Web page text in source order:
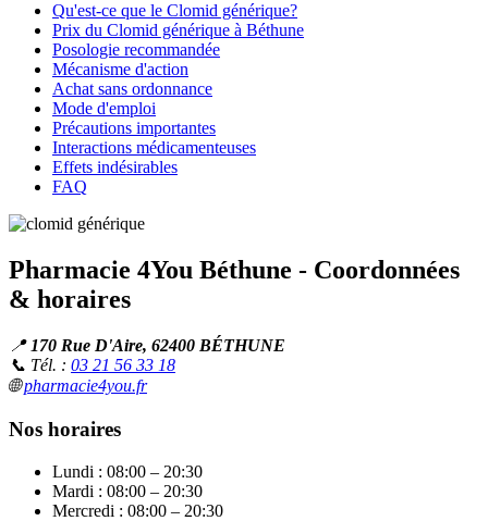
Qu'est-ce que le Clomid générique?
Prix du Clomid générique à Béthune
Posologie recommandée
Mécanisme d'action
Achat sans ordonnance
Mode d'emploi
Précautions importantes
Interactions médicamenteuses
Effets indésirables
FAQ
Pharmacie 4You Béthune - Coordonnées
& horaires
📍 170 Rue D'Aire, 62400 BÉTHUNE
📞 Tél. : 03 21 56 33 18
🌐pharmacie4you.fr
Nos horaires
Lundi : 08:00 – 20:30
Mardi : 08:00 – 20:30
Mercredi : 08:00 – 20:30